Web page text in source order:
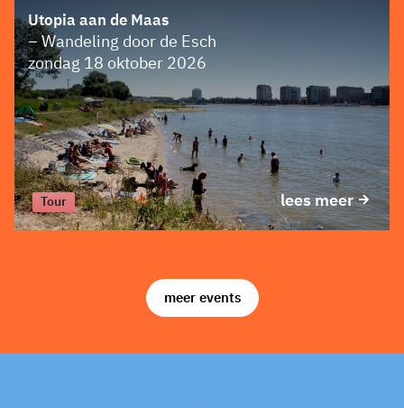
Utopia aan de Maas
– Wandeling door de Esch
zondag 18 oktober 2026
lees meer
Tour
meer events